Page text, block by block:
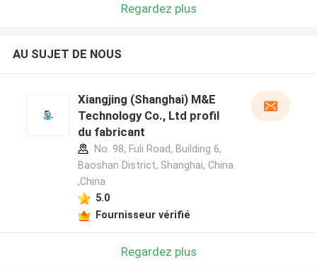
Regardez plus
AU SUJET DE NOUS
Xiangjing (Shanghai) M&E
Technology Co., Ltd profil
du fabricant
No. 98, Fuli Road, Building 6,
Baoshan District, Shanghai, China
,China
5.0
Fournisseur vérifié
Regardez plus